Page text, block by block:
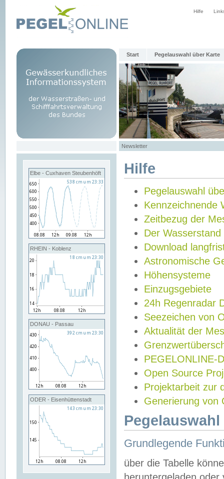
Hilfe
Start Pegelauswahl über Karte
Newsletter
Elbe - Cuxhaven Steubenhöft
RHEIN - Koblenz
DONAU - Passau
ODER - Eisenhüttenstadt
Hilfe
Pegelauswahl
Kennzeichnende
Zeitbezug der
Der Wasserstand
Download
Astronomische
Höhensysteme
Einzugsgebiete
24h Regenradar
Seezeichen von
Aktualität der
PEGELONLINE-
Open Source
Projektarbeit zur
Generierung von
Grundlegende
über die Tabelle